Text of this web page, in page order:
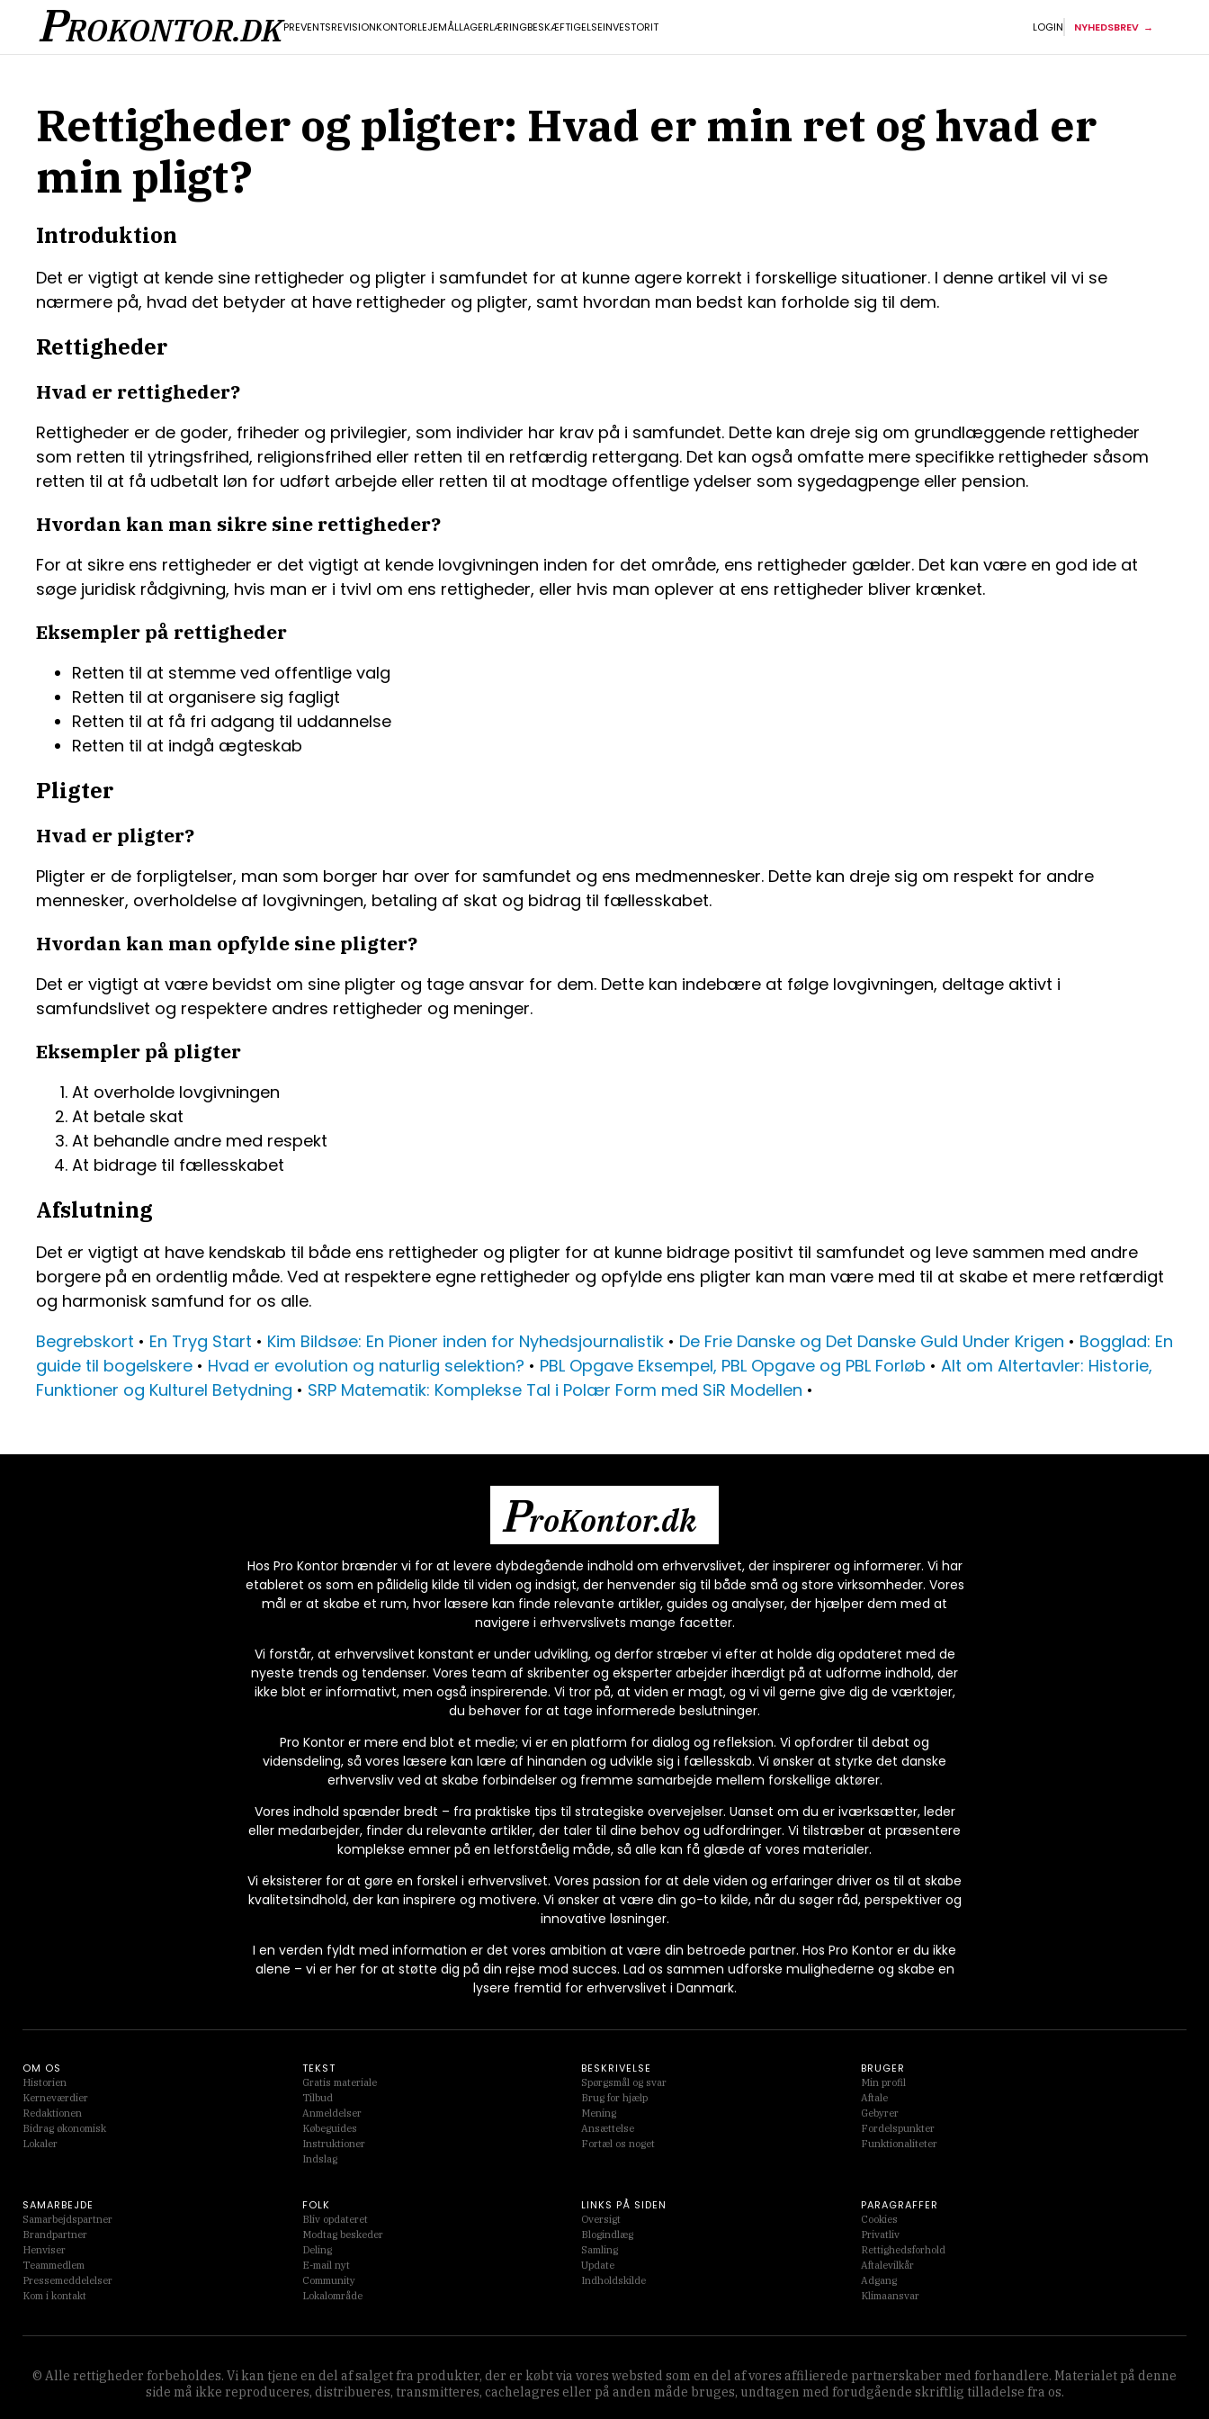
PROKONTOR.DKPREVENTSREVISIONKONTORLEJEMÅLLAGERLÆRINGBESKÆFTIGELSEINVESTORIT LOGIN NYHEDSBREV
Rettigheder og pligter: Hvad er min ret og hvad er
min pligt?
Introduktion
Det er vigtigt at kende sine rettigheder og pligter i samfundet for at kunne agere korrekt i forskellige situationer. I denne artikel vil vi se
nærmere på, hvad det betyder at have rettigheder og pligter, samt hvordan man bedst kan forholde sig til dem.
Rettigheder
Hvad er rettigheder?
Rettigheder er de goder, friheder og privilegier, som individer har krav på i samfundet. Dette kan dreje sig om grundlæggende rettigheder
som retten til ytringsfrihed, religionsfrihed eller retten til en retfærdig rettergang. Det kan også omfatte mere specifikke rettigheder såsom
retten til at få udbetalt løn for udført arbejde eller retten til at modtage offentlige ydelser som sygedagpenge eller pension.
Hvordan kan man sikre sine rettigheder?
For at sikre ens rettigheder er det vigtigt at kende lovgivningen inden for det område, ens rettigheder gælder. Det kan være en god ide at
søge juridisk rådgivning, hvis man er i tvivl om ens rettigheder, eller hvis man oplever at ens rettigheder bliver krænket.
Eksempler på rettigheder
Retten til at stemme ved offentlige valg
Retten til at organisere sig fagligt
Retten til at få fri adgang til uddannelse
Retten til at indgå ægteskab
Pligter
Hvad er pligter?
Pligter er de forpligtelser, man som borger har over for samfundet og ens medmennesker. Dette kan dreje sig om respekt for andre
mennesker, overholdelse af lovgivningen, betaling af skat og bidrag til fællesskabet.
Hvordan kan man opfylde sine pligter?
Det er vigtigt at være bevidst om sine pligter og tage ansvar for dem. Dette kan indebære at følge lovgivningen, deltage aktivt i
samfundslivet og respektere andres rettigheder og meninger.
Eksempler på pligter
At overholde lovgivningen
At betale skat
At behandle andre med respekt
At bidrage til fællesskabet
Afslutning
Det er vigtigt at have kendskab til både ens rettigheder og pligter for at kunne bidrage positivt til samfundet og leve sammen med andre
borgere på en ordentlig måde. Ved at respektere egne rettigheder og opfylde ens pligter kan man være med til at skabe et mere retfærdigt
og harmonisk samfund for os alle.
Begrebskort • En Tryg Start • Kim Bildsøe: En Pioner inden for Nyhedsjournalistik • De Frie Danske og Det Danske Guld Under Krigen • Bogglad: En
guide til bogelskere • Hvad er evolution og naturlig selektion? • PBL Opgave Eksempel, PBL Opgave og PBL Forløb • Alt om Altertavler: Historie,
Funktioner og Kulturel Betydning • SRP Matematik: Komplekse Tal i Polær Form med SiR Modellen •
ProKontor.dk
Hos Pro Kontor brænder vi for at levere dybdegående indhold om erhvervslivet, der inspirerer og informerer. Vi har
etableret os som en pålidelig kilde til viden og indsigt, der henvender sig til både små og store virksomheder. Vores
mål er at skabe et rum, hvor læsere kan finde relevante artikler, guides og analyser, der hjælper dem med at
navigere i erhvervslivets mange facetter.
Vi forstår, at erhvervslivet konstant er under udvikling, og derfor stræber vi efter at holde dig opdateret med de
nyeste trends og tendenser. Vores team af skribenter og eksperter arbejder ihærdigt på at udforme indhold, der
ikke blot er informativt, men også inspirerende. Vi tror på, at viden er magt, og vi vil gerne give dig de værktøjer,
du behøver for at tage informerede beslutninger.
Pro Kontor er mere end blot et medie; vi er en platform for dialog og refleksion. Vi opfordrer til debat og
vidensdeling, så vores læsere kan lære af hinanden og udvikle sig i fællesskab. Vi ønsker at styrke det danske
erhvervsliv ved at skabe forbindelser og fremme samarbejde mellem forskellige aktører.
Vores indhold spænder bredt – fra praktiske tips til strategiske overvejelser. Uanset om du er iværksætter, leder
eller medarbejder, finder du relevante artikler, der taler til dine behov og udfordringer. Vi tilstræber at præsentere
komplekse emner på en letforståelig måde, så alle kan få glæde af vores materialer.
Vi eksisterer for at gøre en forskel i erhvervslivet. Vores passion for at dele viden og erfaringer driver os til at skabe
kvalitetsindhold, der kan inspirere og motivere. Vi ønsker at være din go-to kilde, når du søger råd, perspektiver og
innovative løsninger.
I en verden fyldt med information er det vores ambition at være din betroede partner. Hos Pro Kontor er du ikke
alene – vi er her for at støtte dig på din rejse mod succes. Lad os sammen udforske mulighederne og skabe en
lysere fremtid for erhvervslivet i Danmark.
© Alle rettigheder forbeholdes. Vi kan tjene en del af salget fra produkter, der er købt via vores websted som en del af vores affilierede partnerskaber med forhandlere. Materialet på denne
side må ikke reproduceres, distribueres, transmitteres, cachelagres eller på anden måde bruges, undtagen med forudgående skriftlig tilladelse fra os.
OM OS
Historien
Kerneværdier
Redaktionen
Bidrag økonomisk
Lokaler
TEKST
Gratis materiale
Tilbud
Anmeldelser
Købeguides
Instruktioner
Indslag
BESKRIVELSE
Spørgsmål og svar
Brug for hjælp
Mening
Ansættelse
Fortæl os noget
BRUGER
Min profil
Aftale
Gebyrer
Fordelspunkter
Funktionaliteter
SAMARBEJDE
Samarbejdspartner
Brandpartner
Henviser
Teammedlem
Pressemeddelelser
Kom i kontakt
FOLK
Bliv opdateret
Modtag beskeder
Deling
E-mail nyt
Community
Lokalområde
LINKS PÅ SIDEN
Oversigt
Blogindlæg
Samling
Update
Indholdskilde
PARAGRAFFER
Cookies
Privatliv
Rettighedsforhold
Aftalevilkår
Adgang
Klimaansvar